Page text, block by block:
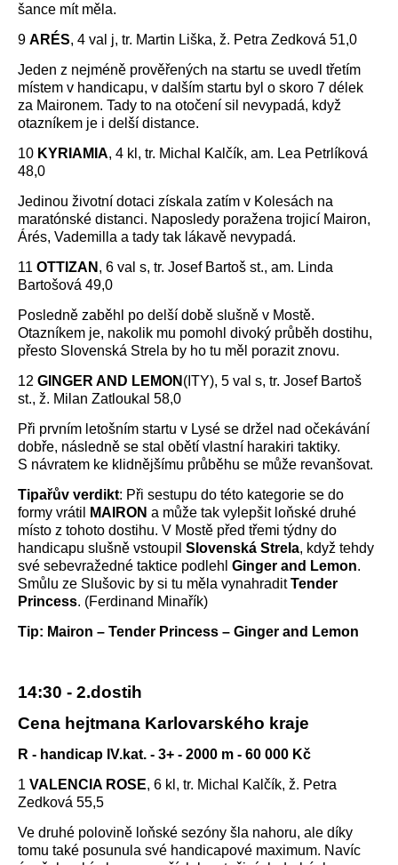
šance mít měla.
9 ARÉS, 4 val j, tr. Martin Liška, ž. Petra Zedková 51,0
Jeden z nejméně prověřených na startu se uvedl třetím
místem v handicapu, v dalším startu byl o skoro 7 délek
za Maironem. Tady to na otočení sil nevypadá, když
otazníkem je i delší distance.
10 KYRIAMIA, 4 kl, tr. Michal Kalčík, am. Lea Petrlíková
48,0
Jedinou životní dotaci získala zatím v Kolesách na
maratónské distanci. Naposledy poražena trojicí Mairon,
Árés, Vademilla a tady tak lákavě nevypadá.
11 OTTIZAN , 6 val s, tr. Josef Bartoš st., am. Linda
Bartošová 49,0
Posledně zaběhl po delší době slušně v Mostě.
Otazníkem je, nakolik mu pomohl divoký průběh dostihu,
přesto Slovenská Strela by ho tu měl porazit znovu.
12 GINGER AND LEMON (ITY), 5 val s, tr. Josef Bartoš
st., ž. Milan Zatloukal 58,0
Při prvním letošním startu v Lysé se držel nad očekávání
dobře, následně se stal obětí vlastní harakiri taktiky.
S návratem ke klidnějšímu průběhu se může revanšovat.
Tipařův verdikt: Při sestupu do této kategorie se do
formy vrátil
MAIRON a může tak vylepšit loňské druhé
místo z tohoto dostihu. V Mostě před třemi týdny do
handicapu slušně vstoupil Slovenská Strela, když tehdy
své sebevražedné taktice podlehl Ginger and Lemon.
Smůlu ze Slušovic by si tu měla vynahraditTender
Princess. (Ferdinand Minařík)
Tip: Mairon – Tender Princess – Ginger and Lemon
14:30 - 2.dostih
Cena hejtmana Karlovarského kraje
R - handicap IV.kat. - 3+ - 2000 m - 60 000 Kč
1 VALENCIA ROSE, 6 kl, tr. Michal Kalčík, ž. Petra
Zedková 55,5
Ve druhé polovině loňské sezóny šla nahoru, ale díky
tomu také posunula své handicapové maximum. Navíc